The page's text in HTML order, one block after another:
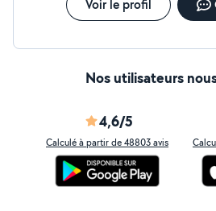
Voir le profil
Nos utilisateurs
4,6/5
Calculé à partir de 48803 avis